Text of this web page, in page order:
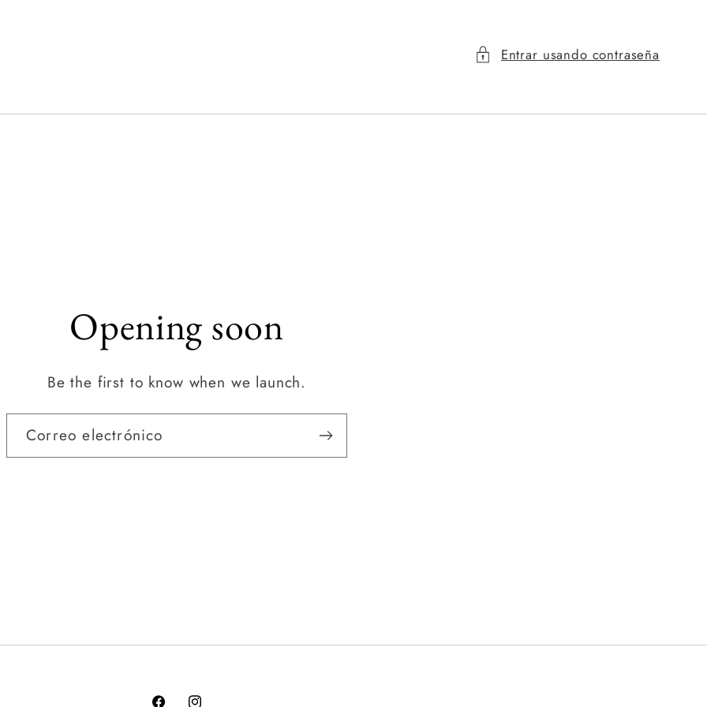
Entrar usando contraseña
Opening soon
Be the first to know when we launch.
Correo electrónico